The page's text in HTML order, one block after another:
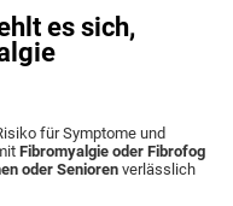
es sich,
für Symptome und
Fibromyalgie oder Fibrofog
oder Senioren verlässlich